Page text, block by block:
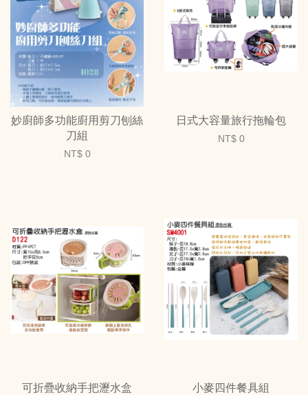
妙廚師多功能廚用剪刀刨絲
刀組
NT$ 0
日式大容量旅行拖輪包
NT$ 0
可折疊收納手把瀝水盒 小麥四件餐具組